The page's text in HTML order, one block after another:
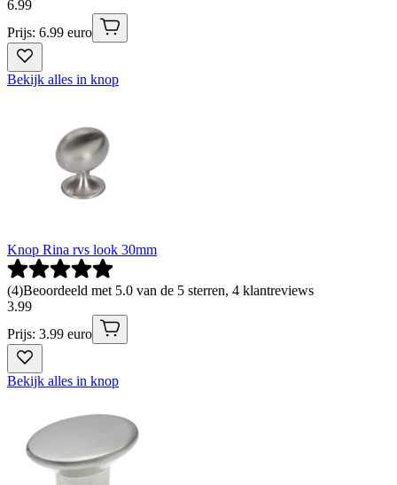
6.99
Prijs: 6.99 euro
Bekijk alles in knop
Knop Rina rvs look 30mm
(4)Beoordeeld met 5.0 van de 5 sterren, 4 klantreviews
3.99
Prijs: 3.99 euro
Bekijk alles in knop